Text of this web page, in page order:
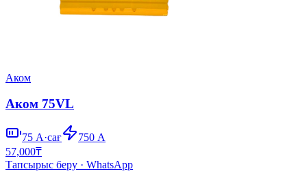
Аком
Аком 75VL
75 А·сағ 750 А
57,000₸
Тапсырыс беру · WhatsApp